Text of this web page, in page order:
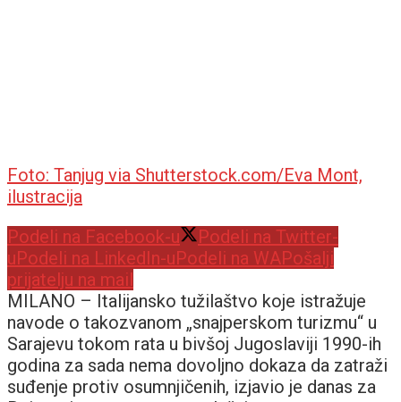
Foto: Tanjug via Shutterstock.com/Eva Mont,
ilustracija
Podeli na Facebook-u
Podeli na Twitter-
uPodeli na LinkedIn-uPodeli na WAPošalji
prijatelju na mail
MILANO – Italijansko tužilaštvo koje istražuje
navode o takozvanom „snajperskom turizmu“ u
Sarajevu tokom rata u bivšoj Jugoslaviji 1990-ih
godina za sada nema dovoljno dokaza da zatraži
suđenje protiv osumnjičenih, izjavio je danas za